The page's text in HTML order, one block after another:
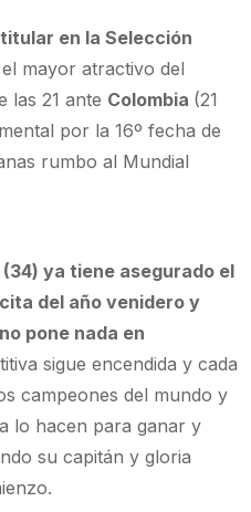
en la Selección
mayor atractivo del
las 21 ante Colombia (21
por la 16º fecha de
rumbo al Mundial
ya tiene asegurado el
del año venidero y
pone nada en
sigue encendida y cada
campeones del mundo y
lo hacen para ganar y
su capitán y gloria